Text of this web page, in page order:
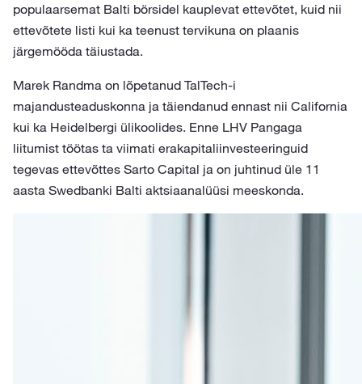
populaarsemat Balti börsidel kauplevat ettevõtet, kuid nii
ettevõtete listi kui ka teenust tervikuna on plaanis
järgemööda täiustada.
Marek Randma on lõpetanud TalTech-i
majandusteaduskonna ja täiendanud ennast nii California
kui ka Heidelbergi ülikoolides. Enne LHV Pangaga
liitumist töötas ta viimati erakapitaliinvesteeringuid
tegevas ettevõttes Sarto Capital ja on juhtinud üle 11
aasta Swedbanki Balti aktsiaanalüüsi meeskonda.